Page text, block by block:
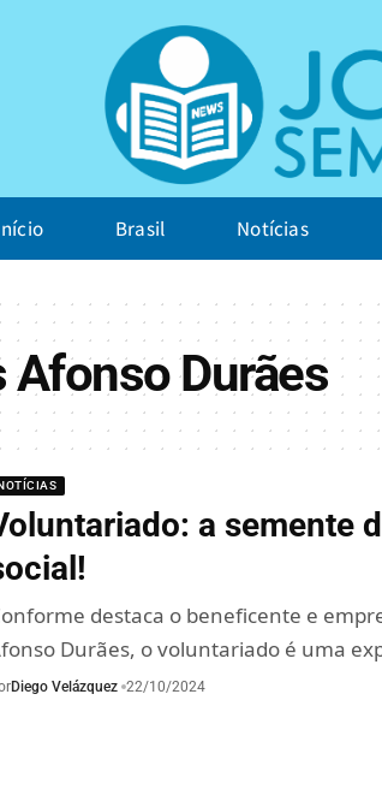
Brasil Notícias
Afonso Durães
a semente
destaca o beneficente e
Durães, o voluntariado é uma
Diego Velázquez 22/10/2024